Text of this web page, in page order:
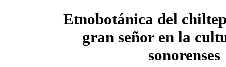
Etnobotánica del
gran señor en la
sonorenses